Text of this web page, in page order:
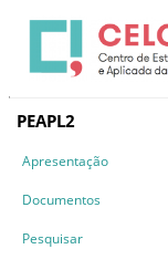
PEAPL2
Apresentação
Documentos
Pesquisar